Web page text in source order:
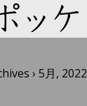
› 5月, 2022